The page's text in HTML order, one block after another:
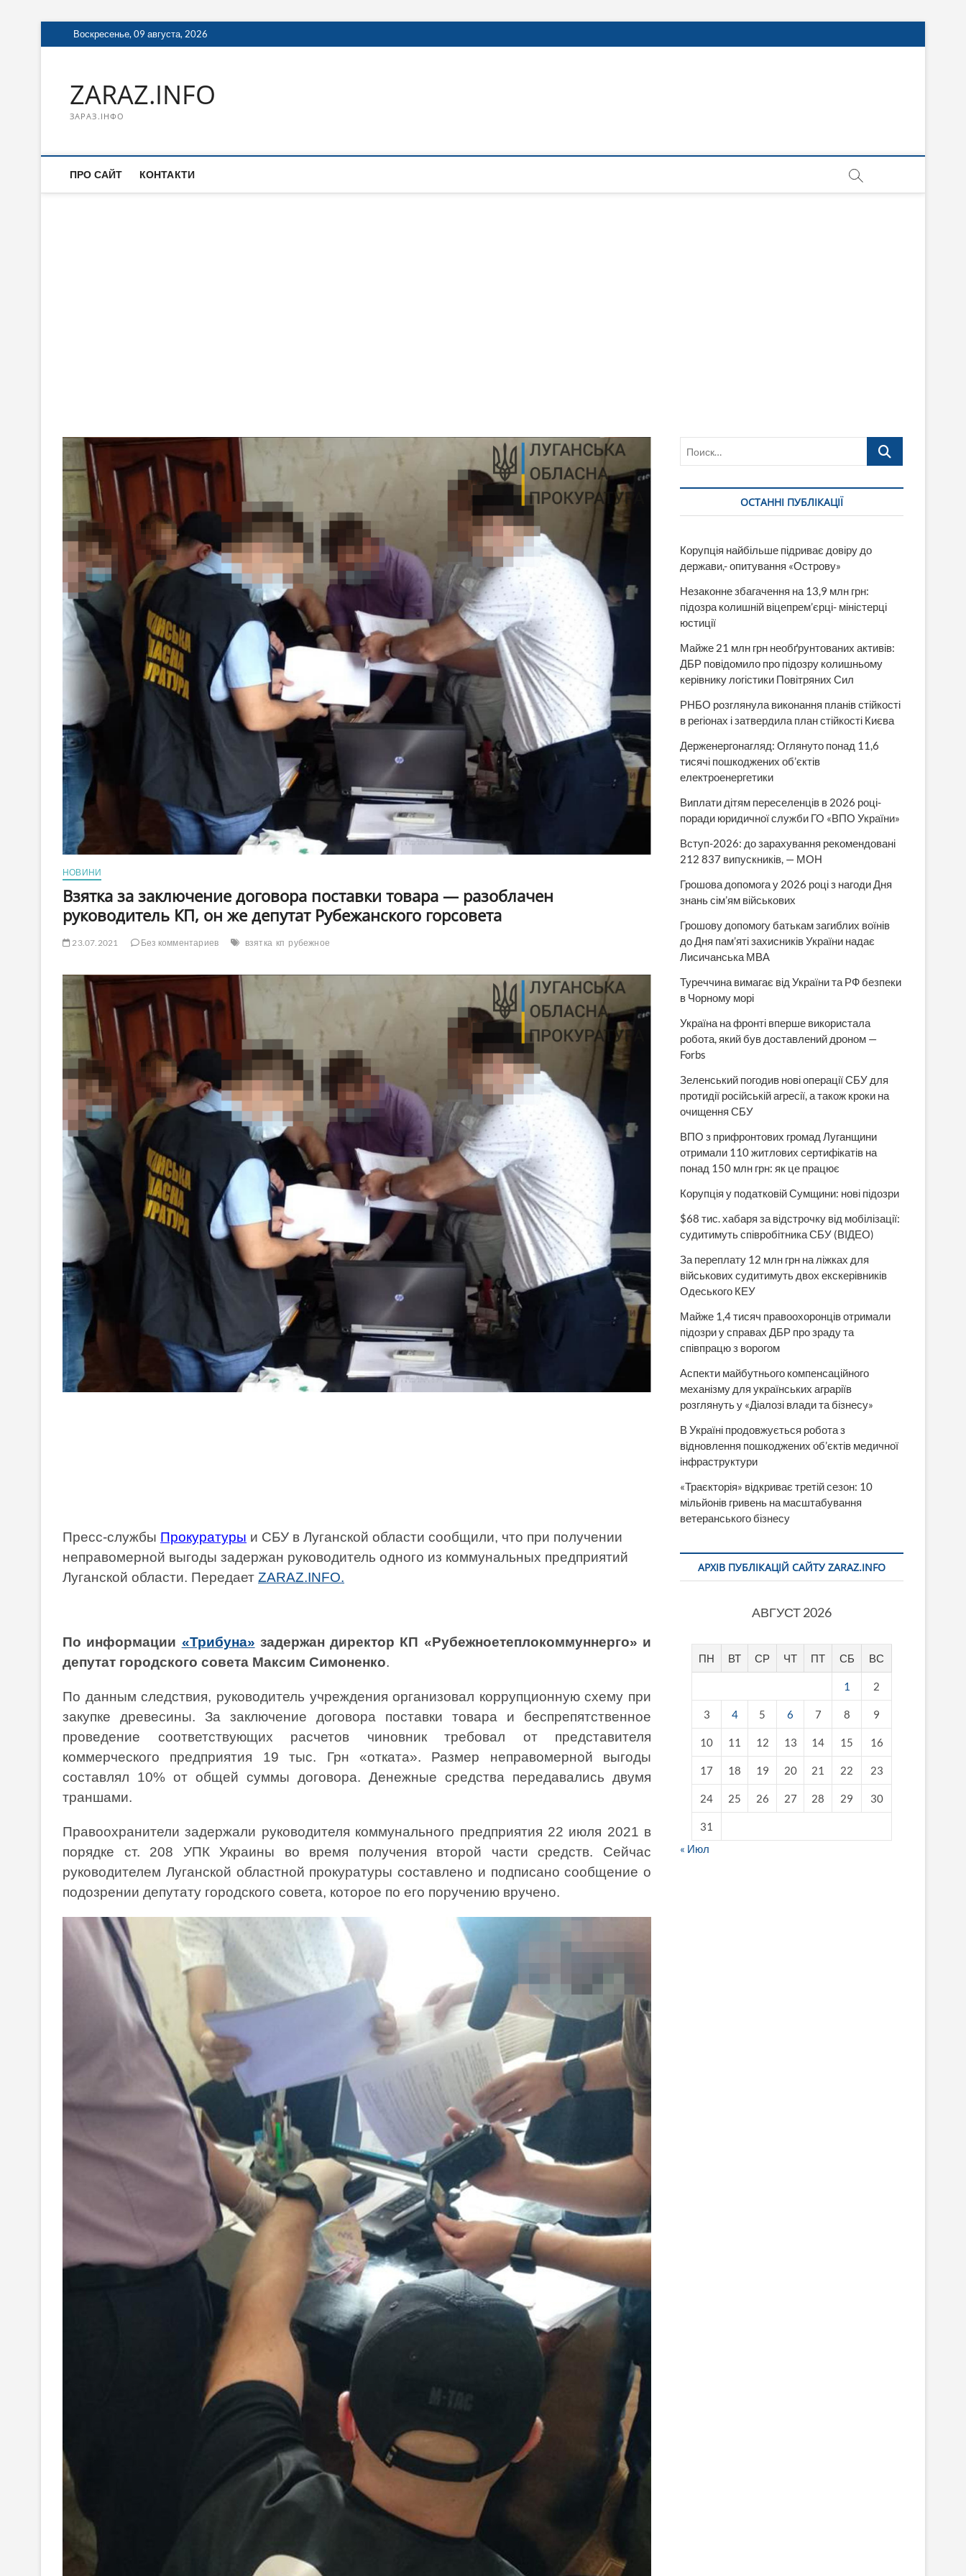
Перейти
к
Воскресенье, 09 августа, 2026
ZARAZ.INFO
ЗАРАЗ.ІНФО
ПРО САЙТ КОНТАКТИ
НОВИНИ
Взятка за заключение договора поставки товара — разоблачен
руководитель КП, он же депутат Рубежанского горсовета
23.07.2021 Без комментариев взятка кп рубежное
Пресс-службы Прокуратуры и СБУ в Луганской области сообщили, что при получении
неправомерной выгоды задержан руководитель одного из коммунальных предприятий
Луганской области. Передает ZARAZ.INFO.
По информации «Трибуна» задержан директор КП «Рубежноетеплокоммуннерго» и
депутат городского совета Максим Симоненко.
По данным следствия, руководитель учреждения организовал коррупционную схему при
закупке древесины. За заключение договора поставки товара и беспрепятственное
проведение соответствующих расчетов чиновник требовал от представителя
коммерческого предприятия 19 тыс. Грн «отката». Размер неправомерной выгоды
составлял 10% от общей суммы договора. Денежные средства передавались двумя
траншами.
Правоохранители задержали руководителя коммунального предприятия 22 июля 2021 в
порядке ст. 208 УПК Украины во время получения второй части средств. Сейчас
руководителем Луганской областной прокуратуры составлено и подписано сообщение о
подозрении депутату городского совета, которое по его поручению вручено.
Поиск…
ОСТАННІ ПУБЛІКАЦІЇ
Корупція найбільше підриває довіру до
держави,- опитування «Острову»
Незаконне збагачення на 13,9 млн грн:
підозра колишній віцепрем’єрці- міністерці
юстиції
Майже 21 млн грн необґрунтованих активів:
ДБР повідомило про підозру колишньому
керівнику логістики Повітряних Сил
РНБО розглянула виконання планів стійкості
в регіонах і затвердила план стійкості Києва
Держенергонагляд: Оглянуто понад 11,6
тисячі пошкоджених об’єктів
електроенергетики
Виплати дітям переселенців в 2026 році-
поради юридичної служби ГО «ВПО України»
Вступ-2026: до зарахування рекомендовані
212 837 випускників, — МОН
Грошова допомога у 2026 році з нагоди Дня
знань сім’ям військових
Грошову допомогу батькам загиблих воїнів
до Дня пам’яті захисників України надає
Лисичанська МВА
Туреччина вимагає від України та РФ безпеки
в Чорному морі
Україна на фронті вперше використала
робота, який був доставлений дроном —
Forbs
Зеленський погодив нові операції СБУ для
протидії російській агресії, а також кроки на
очищення СБУ
ВПО з прифронтових громад Луганщини
отримали 110 житлових сертифікатів на
понад 150 млн грн: як це працює
Корупція у податковій Сумщини: нові підозри
$68 тис. хабаря за відстрочку від мобілізації:
судитимуть співробітника СБУ (ВІДЕО)
За переплату 12 млн грн на ліжках для
військових судитимуть двох екскерівників
Одеського КЕУ
Майже 1,4 тисяч правоохоронців отримали
підозри у справах ДБР про зраду та
співпрацю з ворогом
Аспекти майбутнього компенсаційного
механізму для українських аграріїв
розглянуть у «Діалозі влади та бізнесу»
В Україні продовжується робота з
відновлення пошкоджених об’єктів медичної
інфраструктури
«Траєкторія» відкриває третій сезон: 10
мільйонів гривень на масштабування
ветеранського бізнесу
АРХІВ ПУБЛІКАЦІЙ САЙТУ ZARAZ.INFO
АВГУСТ 2026
ПН ВТ СР ЧТ ПТ СБ ВС
1 2
3 4 5 6 7 8 9
10 11 12 13 14 15 16
17 18 19 20 21 22 23
24 25 26 27 28 29 30
31
« Июл